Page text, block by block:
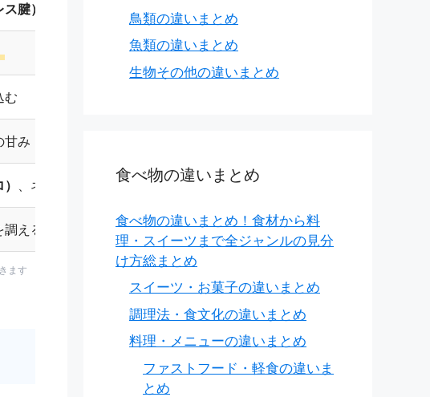
腱）、内臓（ホルモン） 、テールなど
む
甘み
、ネギ
える（最初から味がついていることも）
鳥類の違いまとめ
魚類の違いまとめ
生物その他の違いまとめ
食べ物の違いまとめ
食べ物の違いまとめ！食材から料
理・スイーツまで全ジャンルの見分
け方総まとめ
スイーツ・お菓子の違いまとめ
調理法・食文化の違いまとめ
料理・メニューの違いまとめ
ファストフード・軽食の違いま
とめ